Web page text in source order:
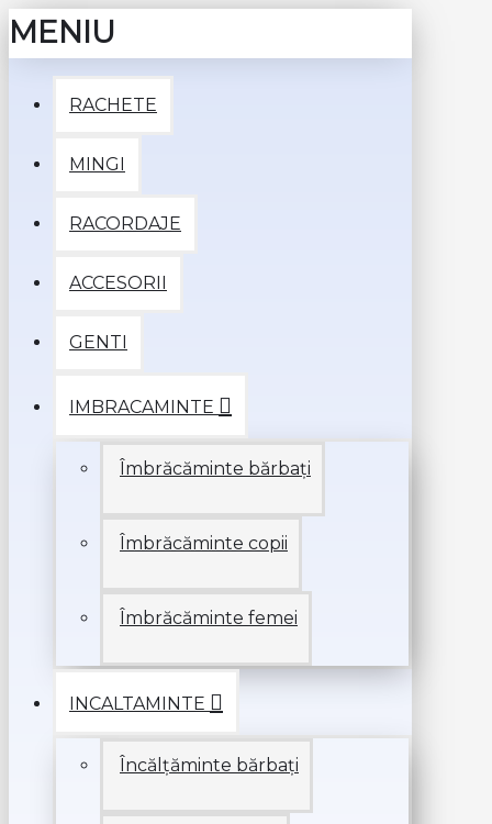
MENIU
RACHETE
MINGI
RACORDAJE
ACCESORII
GENTI
IMBRACAMINTE
Îmbrăcăminte bărbați
Îmbrăcăminte copii
Îmbrăcăminte femei
INCALTAMINTE
Încălțăminte bărbați